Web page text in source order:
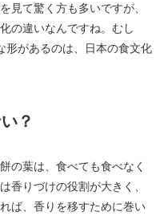
見て驚く方も多いですが、
の違いなんですね。むし
形があるのは、日本の食文化
？
の葉は、食べても食べなく
香りづけの役割が大きく、
ば、香りを移すために巻い